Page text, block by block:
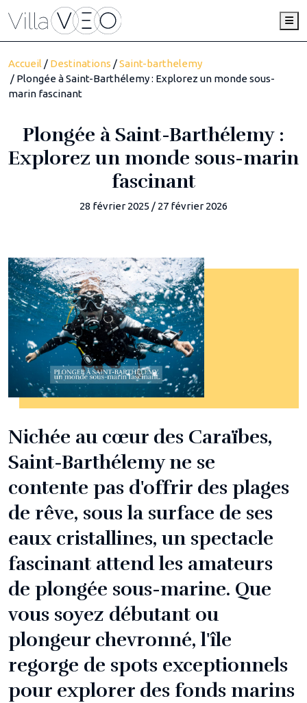
Accueil / Destinations /Saint-barthelemy
/ Plongée à Saint-Barthélemy : Explorez un monde sous-
marin fascinant
Plongée à Saint-Barthélemy :
Explorez un monde sous-marin
fascinant
28 février 2025 / 27 février 2026
Nichée au cœur des Caraïbes,
Saint-Barthélemy ne se
contente pas d'offrir des plages
de rêve, sous la surface de ses
eaux cristallines, un spectacle
fascinant attend les amateurs
de plongée sous-marine. Que
vous soyez débutant ou
plongeur chevronné, l'île
regorge de spots exceptionnels
pour explorer des fonds marins